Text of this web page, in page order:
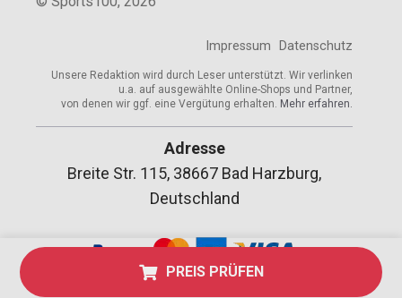
PREIS PRÜFEN
Impressum Datenschutz
Unsere Redaktion wird durch Leser unterstützt. Wir verlinken
u.a. auf ausgewählte Online-Shops und Partner,
von denen wir ggf. eine Vergütung erhalten. Mehr erfahren.
Adresse
Breite Str. 115, 38667 Bad Harzburg,
Deutschland